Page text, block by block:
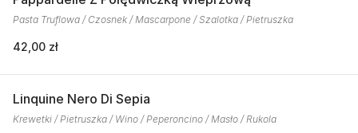
Pasta Truflowa / Czosnek / Mascarpone / Szalotka / Pietruszka
42,00 zł
Linquine Nero Di Sepia
Krewetki / Pietruszka / Wino / Peperoncino / Masło / Rukola